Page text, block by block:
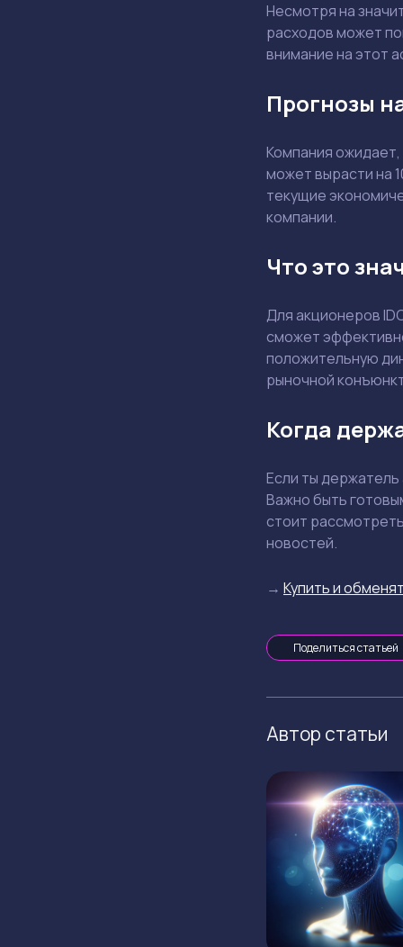
Несмотря на
расходов может
внимание на этот
Прогнозы
Компания
может вырасти на
текущие
компании.
Что это
Для акционеров
сможет
положительную
рыночной
Когда
Если ты
Важно быть
стоит
новостей.
→ Купить и
Поделиться статьей
Автор статьи